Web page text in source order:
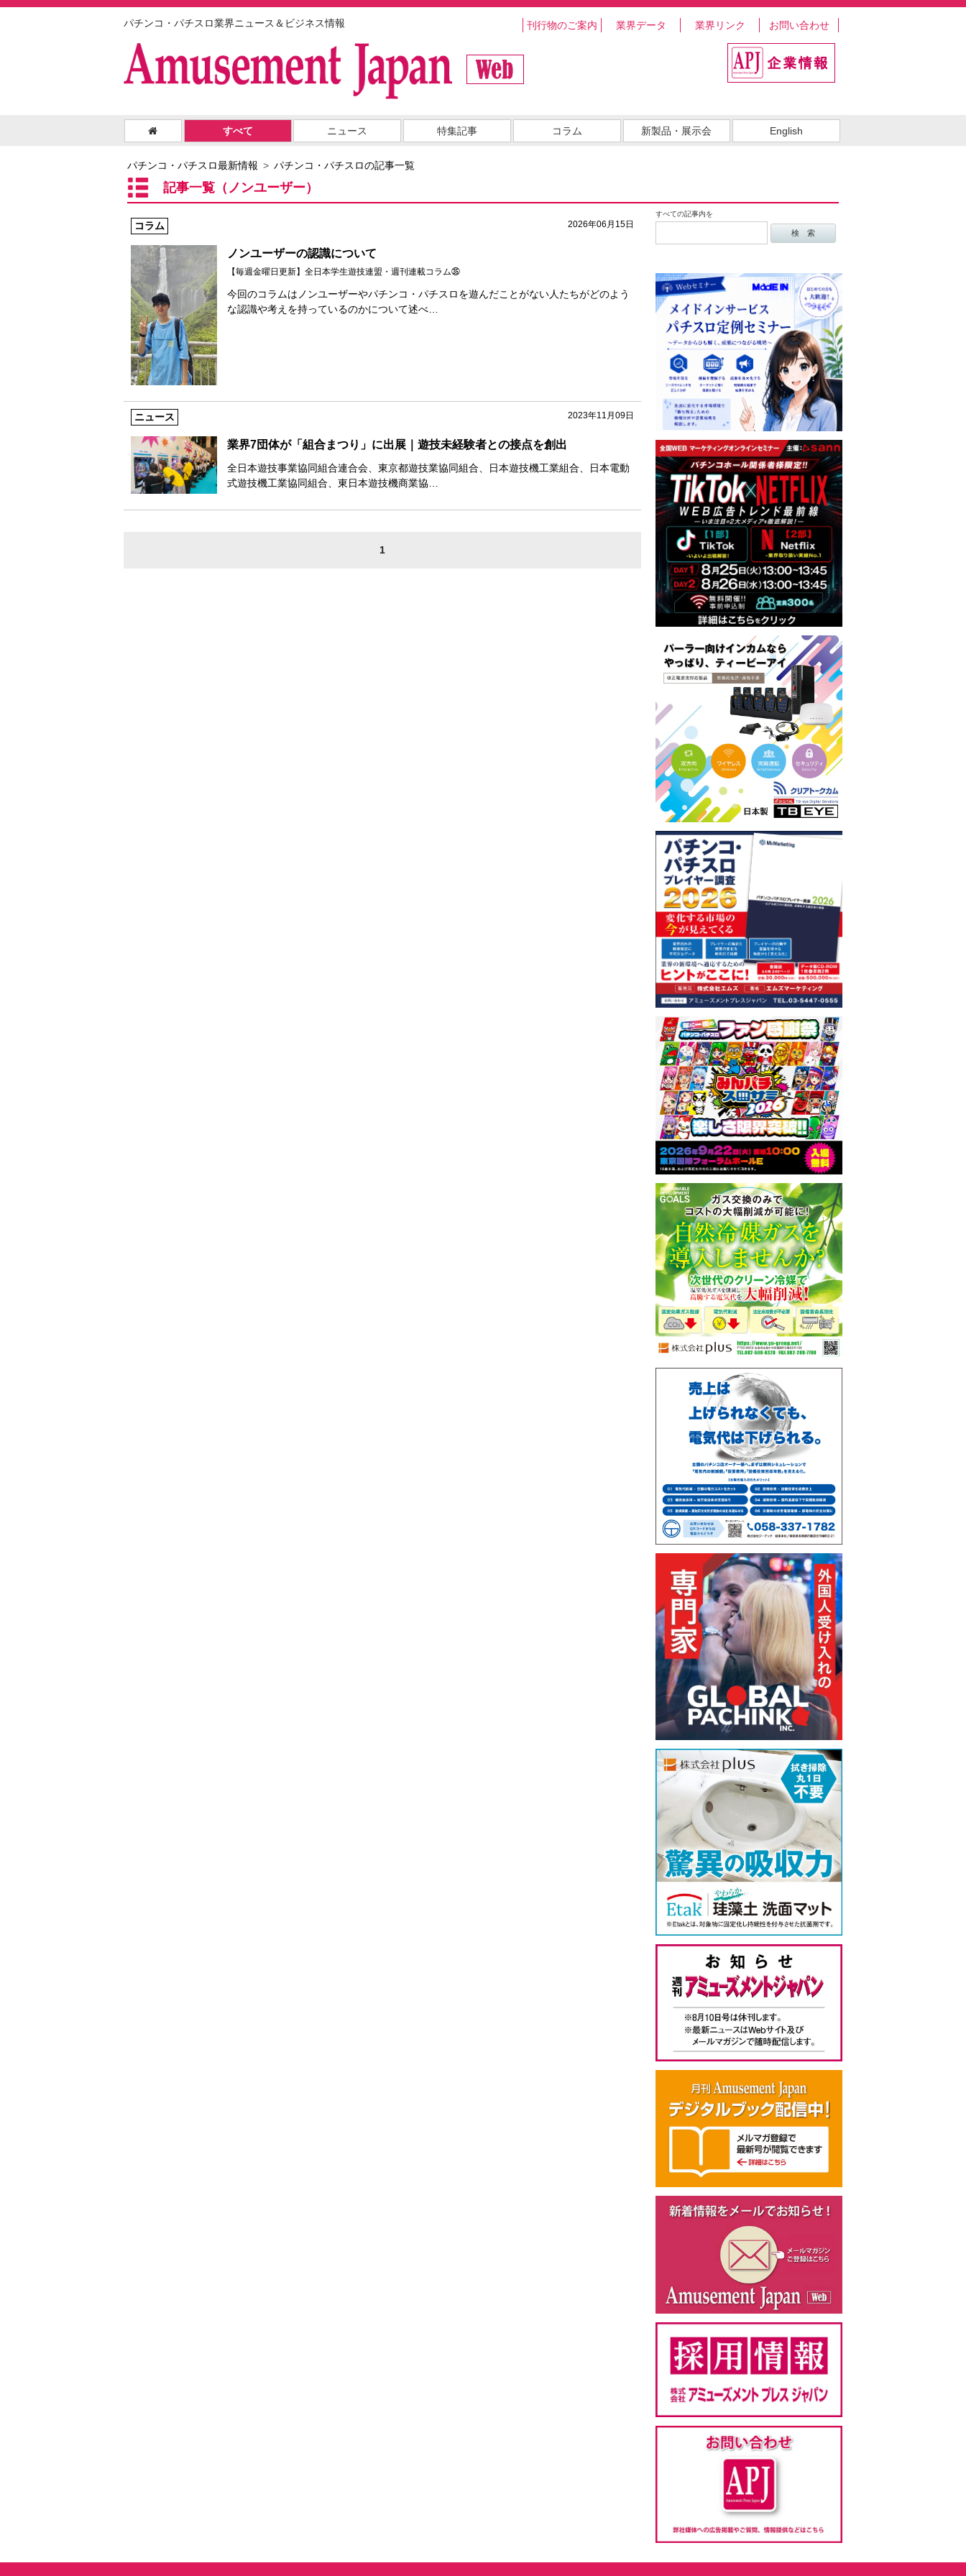
パチンコ・パチスロ業界ニュース＆ビジネス情報 刊行物のご案内 業界データ 業界リンク お問い合わせ
すべて ニュース 特集記事 コラム 新製品・展示会 English
パチンコ・パチスロ最新情報 パチンコ・パチスロの記事一覧
記事一覧（ノンユーザー）
すべての記事内を
2026年06月15日
コラム
ノンユーザーの認識について
【毎週金曜日更新】全日本学生遊技連盟・週刊連載コラム㉟
今回のコラムはノンユーザーやパチンコ・パチスロを遊んだことがない人たちがどのよう
な認識や考えを持っているのかについて述べ…
2023年11月09日
ニュース
業界7団体が「組合まつり」に出展｜遊技未経験者との接点を創出
全日本遊技事業協同組合連合会、東京都遊技業協同組合、日本遊技機工業組合、日本電動
式遊技機工業協同組合、東日本遊技機商業協…
1